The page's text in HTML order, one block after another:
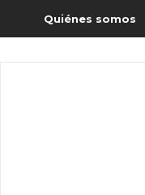
Quiénes somos